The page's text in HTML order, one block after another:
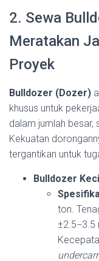
2. Sewa
Meratakan
Proyek
Bulldozer (Dozer)
khusus untuk
dalam jumlah besar,
Kekuatan
tergantikan untuk
Bulldozer
ton.
±2.5−3.5